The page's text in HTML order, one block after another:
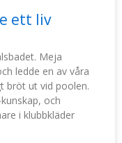
ett liv
Meja
ledde en av våra
bröt ut vid poolen.
och
i klubbkläder